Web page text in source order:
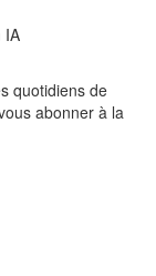
quotidiens de
abonner à la